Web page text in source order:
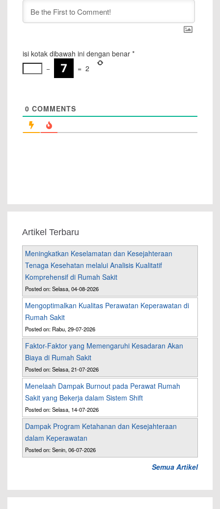
isi kotak dibawah ini dengan benar *
−
= 2
0 COMMENTS
Artikel Terbaru
Meningkatkan Keselamatan dan Kesejahteraan
Tenaga Kesehatan melalui Analisis Kualitatif
Komprehensif di Rumah Sakit
Posted on: Selasa, 04-08-2026
Mengoptimalkan Kualitas Perawatan Keperawatan di
Rumah Sakit
Posted on: Rabu, 29-07-2026
Faktor-Faktor yang Memengaruhi Kesadaran Akan
Biaya di Rumah Sakit
Posted on: Selasa, 21-07-2026
Menelaah Dampak Burnout pada Perawat Rumah
Sakit yang Bekerja dalam Sistem Shift
Posted on: Selasa, 14-07-2026
Dampak Program Ketahanan dan Kesejahteraan
dalam Keperawatan
Posted on: Senin, 06-07-2026
Semua Artikel